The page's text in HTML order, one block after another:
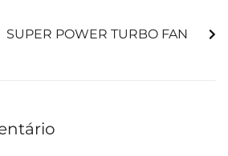
SUPER POWER TURBO FAN